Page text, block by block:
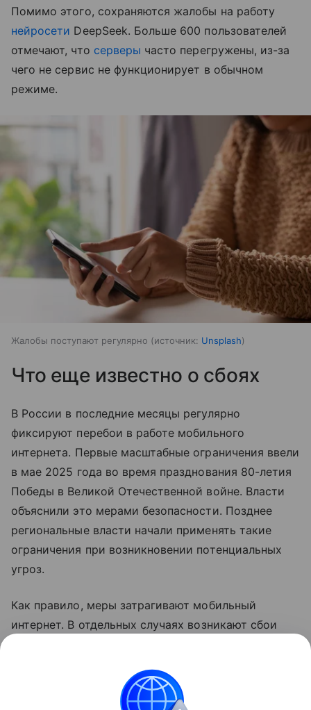
Помимо этого, сохраняются жалобы на работу
нейросети DeepSeek. Больше 600 пользователей
отмечают, что серверы часто перегружены, из-за
чего не сервис не функционирует в обычном
режиме.
Жалобы поступают регулярно источник: Unsplash
Что еще известно о сбоях
В России в последние месяцы регулярно
фиксируют перебои в работе мобильного
интернета. Первые масштабные ограничения ввели
в мае 2025 года во время празднования 80-летия
Победы в Великой Отечественной войне. Власти
объяснили это мерами безопасности. Позднее
региональные власти начали применять такие
ограничения при возникновении потенциальных
угроз.
Как правило, меры затрагивают мобильный
интернет. В отдельных случаях возникают сбои